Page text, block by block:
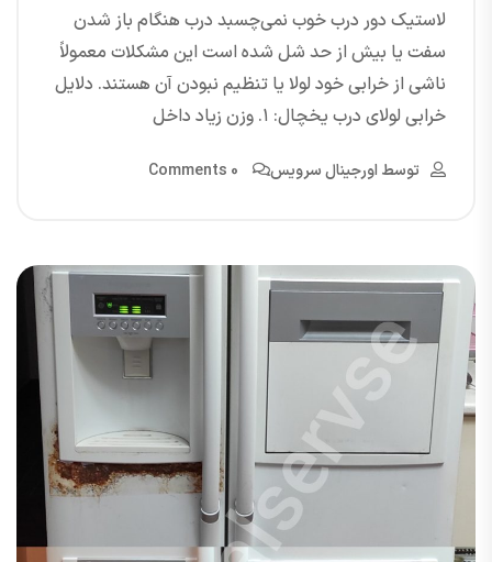
لاستیک دور درب خوب نمی‌چسبد درب هنگام باز شدن
سفت یا بیش از حد شل شده است این مشکلات معمولاً
ناشی از خرابی خود لولا یا تنظیم نبودن آن هستند. دلایل
خرابی لولای درب یخچال: ۱. وزن زیاد داخل
توسط اورجینال سرویس 0 Comments